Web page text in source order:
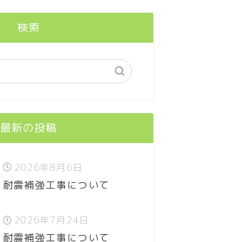
検索
最新の投稿
2026年8月6日
耐震補強工事について
2026年7月24日
耐震補強工事について